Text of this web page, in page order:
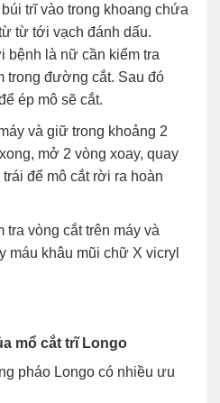
trĩ vào trong khoang chứa
từ tới vạch đánh dấu.
là nữ cần kiểm tra
trong đường cắt. Sau đó
ép mô sẽ cắt.
và giữ trong khoảng 2
mở 2 vòng xoay, quay
để mô cắt rời ra hoàn
tra vòng cắt trên máy và
máu khâu mũi chữ X vicryl
mổ cắt trĩ Longo
pháo Longo có nhiều ưu